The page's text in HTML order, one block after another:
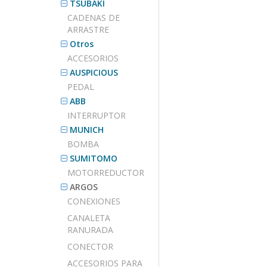
TSUBAKI
CADENAS DE
ARRASTRE
Otros
ACCESORIOS
AUSPICIOUS
PEDAL
ABB
INTERRUPTOR
MUNICH
BOMBA
SUMITOMO
MOTORREDUCTOR
ARGOS
CONEXIONES
CANALETA
RANURADA
CONECTOR
ACCESORIOS PARA